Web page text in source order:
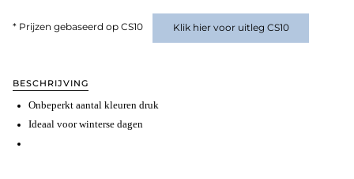
* Prijzen gebaseerd op CS10 Klik hier voor uitleg CS10
BESCHRIJVING
Onbeperkt aantal kleuren druk
Ideaal voor winterse dagen